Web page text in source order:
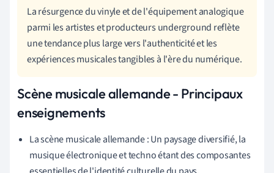
La résurgence du vinyle et de l'équipement analogique
parmi les artistes et producteurs underground reflète
une tendance plus large vers l'authenticité et les
expériences musicales tangibles à l'ère du numérique.
Scène musicale allemande - Principaux
enseignements
La scène musicale allemande : Un paysage diversifié, la
musique électronique et techno étant des composantes